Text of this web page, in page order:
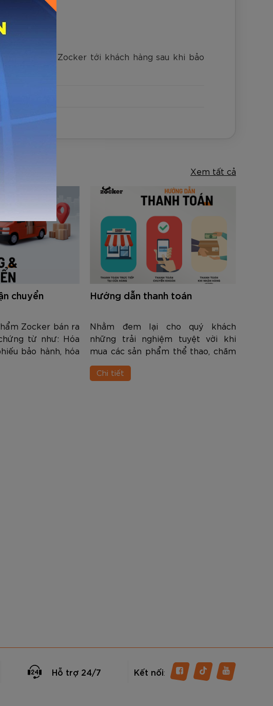
hàng từ Zocker tới khách hàng sau khi bảo
Xem tất cả
chuyển
Zocker bán ra
từ như: Hóa
bảo hành, hóa
có quyền yêu cầu
Hướng dẫn thanh toán
Nhằm đem lại cho quý khách
những trải nghiệm tuyệt vời khi
mua các sản phẩm thể thao, chăm
khỏe tại https://zocker.vn/ chúng
Chi tiết
Hỗ trợ 24/7 Kết nối: